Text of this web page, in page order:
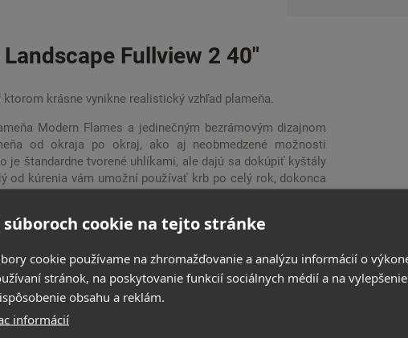
súboroch cookie na tejto stránke
cookie používame na zhromažďovanie a analýzu informácií o
stránok, na poskytovanie funkcií sociálnych médií a na
obsahu a reklám.
informácií
Fullview 2 40"
ktorom krásne vynikne realistický vzhľad plameňa.
Modern Flames a jedinečným bezrámovým dizajnom
od okraja po okraj, ako aj neobmedzené možnosti
je štandardne tvorené uhlíkami, ale dajú sa dokúpiť kyštály
od kúrenia vám umožní používať krb po celý rok, dokonca
oheň, kedykoľvek chcete. Kúrenie môžete kedykoľvek
inštalovaný aj pod TV. Je v piatich rôznych dĺžkach (40",
nie sú súčasťou balenia.
Energigatan 4, 434 37 Kungsbacka, Sweden;